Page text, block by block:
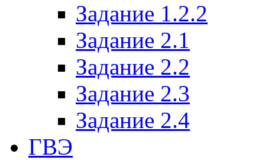
Задание 1.2.2
Задание 2.1
Задание 2.2
Задание 2.3
Задание 2.4
ГВЭ